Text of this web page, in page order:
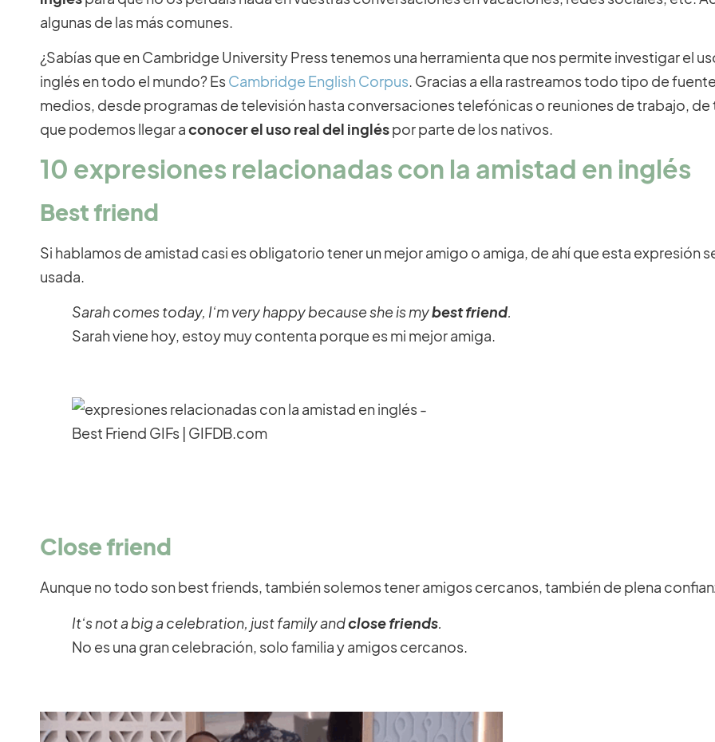
algunas de las más comunes.
¿Sabías que en Cambridge University Press tenemos una herramienta que nos permite investigar el
inglés en todo el mundo? EsCambridge English Corpus. Gracias a ella rastreamos todo tipo de
medios, desde programas de televisión hasta conversaciones telefónicas o reuniones de trabajo, de
que podemos llegar aconocer el uso real del ingléspor parte de los nativos.
10 expresiones relacionadas con la amistad en inglés
Best friend
Si hablamos de amistad casi es obligatorio tener un mejor amigo o amiga, de ahí que esta expresión
usada.
Sarah comes today, I’m very happy because she is mybest friend.
Sarah viene hoy, estoy muy contenta porque es mi mejor amiga.
Close friend
Aunque no todo son best friends, también solemos tener amigos cercanos, también de plena
It’s not a big a celebration, just family andclose friends
No es una gran celebración, solo familia y amigos cercanos.